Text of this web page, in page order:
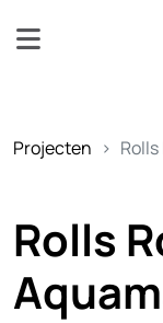
Projecten
Rolls